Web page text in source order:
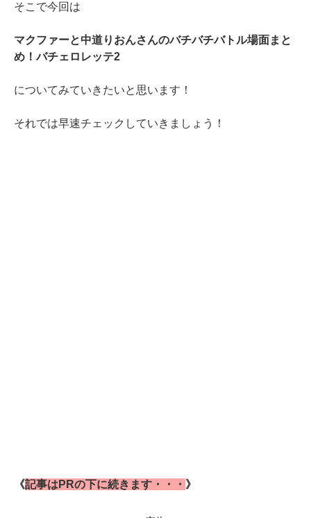
そこで今回は
マクファーと中道りおんさんのバチバチバトル場面まと
め！バチェロレッテ2
についてみていきたいと思います！
それでは早速チェックしていきましょう！
《記事はPRの下に続きます・・・ 》